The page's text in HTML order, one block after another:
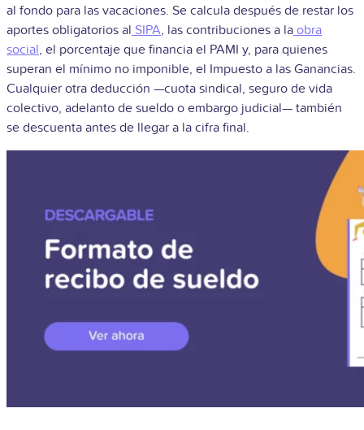
al fondo para las vacaciones. Se calcula después de restar los
aportes obligatorios al SIPA, las contribuciones a la obra
social, el porcentaje que financia el PAMI y, para quienes
superan el mínimo no imponible, el Impuesto a las Ganancias.
Cualquier otra deducción —cuota sindical, seguro de vida
colectivo, adelanto de sueldo o embargo judicial— también
se descuenta antes de llegar a la cifra final.